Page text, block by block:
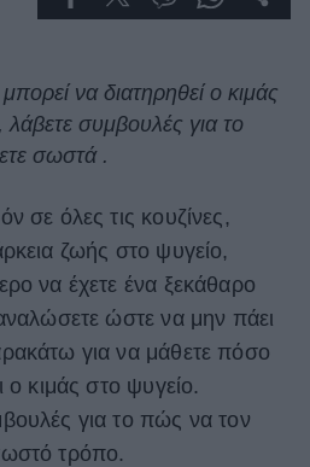
να διατηρηθεί ο κιμάς
συμβουλές για το
σωστά .
σε όλες τις κουζίνες,
ζωής στο ψυγείο,
να έχετε ένα ξεκάθαρο
ώστε να μην πάει
για να μάθετε πόσο
ο κιμάς στο ψυγείο.
για το πώς να τον
τρόπο.